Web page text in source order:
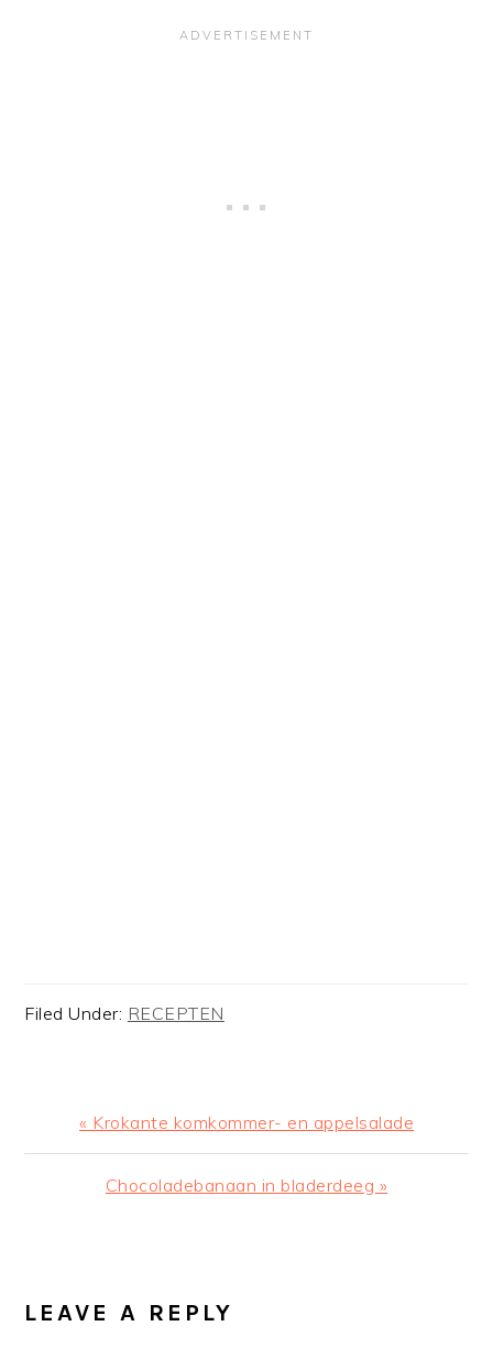
Filed Under: RECEPTEN
Previous
Post:
« Krokante komkommer- en appelsalade
Next
Chocoladebanaan in bladerdeeg »
INTERACTIONS
LEAVE A REPLY